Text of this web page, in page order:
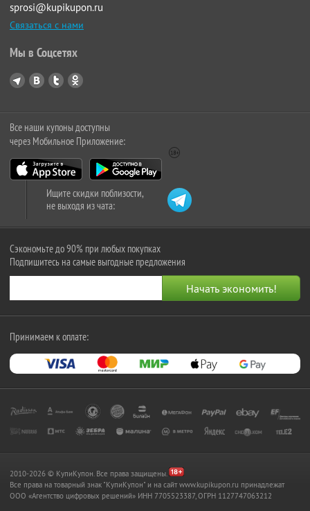
sprosi@kupikupon.ru
Связаться с нами
Мы в Соцсетях
Все наши купоны доступны
через Мобильное Приложение:
Ищите скидки поблизости,
не выходя из чата:
Сэкономьте до 90% при любых покупках
Подпишитесь на самые выгодные предложения
Принимаем к оплате:
2010-2026 © КупиКупон. Все права защищены.
Все права на товарный знак "КупиКупон" и на сайт www.kupikupon.ru принадлежат
OOO «Агентство цифровых решений» ИНН 7705523387, ОГРН 1127747063212